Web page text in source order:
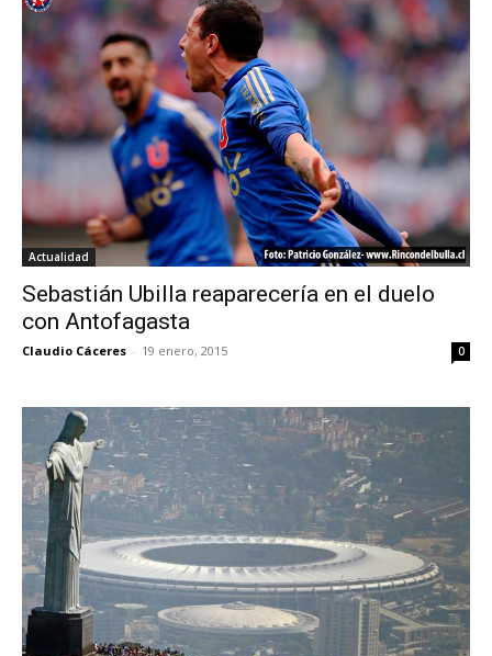
Actualidad
Sebastián Ubilla reaparecería en el duelo
con Antofagasta
Claudio Cáceres - 19 enero, 2015 0